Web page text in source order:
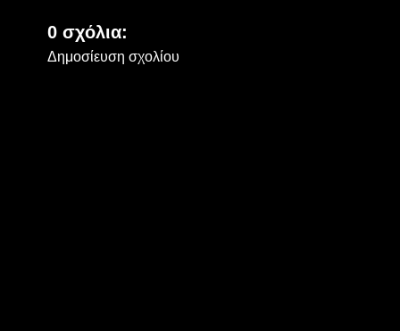
0 σχόλια:
Δημοσίευση σχολίου